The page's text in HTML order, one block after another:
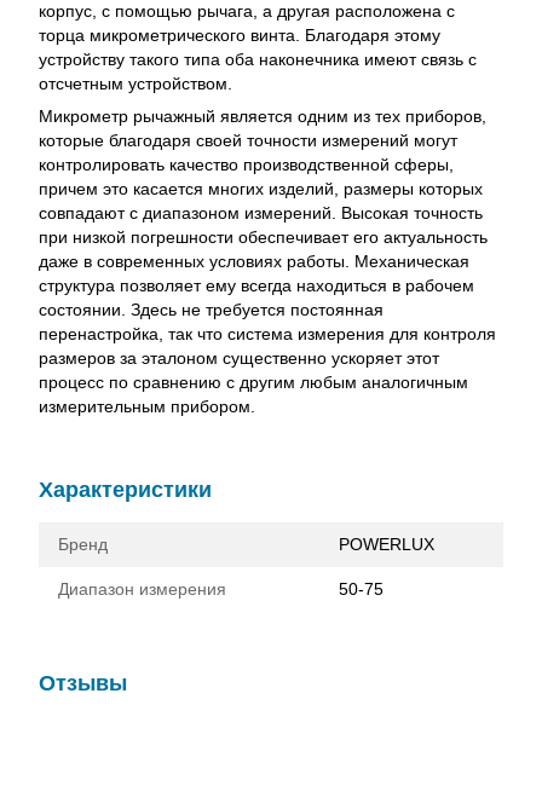
корпус, с помощью рычага, а другая расположена с
торца микрометрического винта. Благодаря этому
устройству такого типа оба наконечника имеют связь с
отсчетным устройством.
Микрометр рычажный является одним из тех приборов,
которые благодаря своей точности измерений могут
контролировать качество производственной сферы,
причем это касается многих изделий, размеры которых
совпадают с диапазоном измерений. Высокая точность
при низкой погрешности обеспечивает его актуальность
даже в современных условиях работы. Механическая
структура позволяет ему всегда находиться в рабочем
состоянии. Здесь не требуется постоянная
перенастройка, так что система измерения для контроля
размеров за эталоном существенно ускоряет этот
процесс по сравнению с другим любым аналогичным
измерительным прибором.
Характеристики
Бренд POWERLUX
Диапазон измерения 50-75
Отзывы